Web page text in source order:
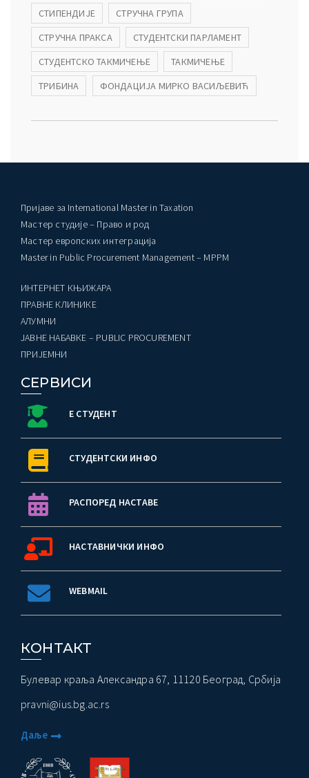
СТИПЕНДИЈЕ
СТРУЧНА ГРУПА
СТРУЧНА ПРАКСА
СТУДЕНТСКИ ПАРЛАМЕНТ
СТУДЕНТСКО ТАКМИЧЕЊЕ
ТАКМИЧЕЊЕ
ТРИБИНА
ФОНДАЦИЈА МИРКО ВАСИЉЕВИЋ
Пријаве за International Master in Taxation
Мастер студије – Право и род
Мастер европских интеграција
Master in Public Procurement Management – MPPM
ИНТЕРНЕТ КЊИЖАРА
ПРАВНЕ КЛИНИКЕ
AЛУМНИ
ЈАВНЕ НАБАВКЕ – PUBLIC PROCUREMENT
ПРИЈЕМНИ
СЕРВИСИ
Е СТУДЕНТ
СТУДЕНТСКИ ИНФО
РАСПОРЕД НАСТАВЕ
НАСТАВНИЧКИ ИНФО
WEBMAIL
КОНТАКТ
Булевар краља Александра 67, 11120 Београд, Србија
pravni@ius.bg.ac.rs
Даље